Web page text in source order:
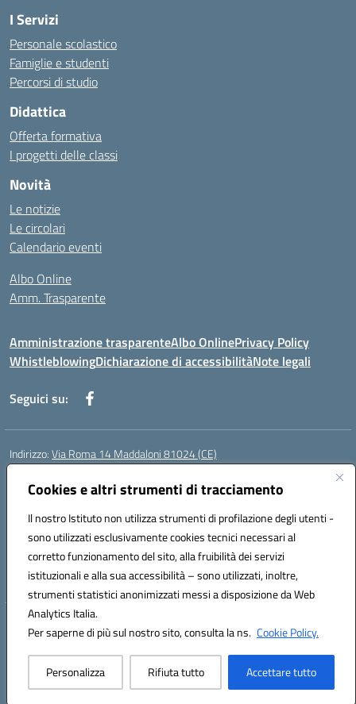
Cookies e altri strumenti di tracciamento
Il nostro Istituto non utilizza strumenti di profilazione degli utenti -
sono utilizzati esclusivamente cookies tecnici necessari al
corretto funzionamento del sito, alla fruibilità dei servizi
istituzionali e alla sua accessibilità – sono utilizzati, inoltre,
strumenti statistici anonimizzati messi a disposizione da Web
Analytics Italia.
Per saperne di più sul nostro sito, consulta la ns. Cookie Policy.
Personalizza Rifiuta tutto Accettare tutto
I Servizi
Personale scolastico
Famiglie e studenti
Percorsi di studio
Didattica
Offerta formativa
I progetti delle classi
Novità
Le notizie
Le circolari
Calendario eventi
Albo Online
Amm. Trasparente
Amministrazione trasparenteAlbo OnlinePrivacy Policy
WhistleblowingDichiarazione di accessibilitàNote legali
Seguici su:
Indirizzo:Via Roma 14 Maddaloni 81024 (CE)
Centralino:
Posta elettronica certificata (PEC):ceic8an00r@pec.istruzione.it
Codice fiscale: 80006190617
Codice meccanografico:CEIC8AN00R
Codice Indice delle Pubbliche Amministrazioni (IPA): icmvce
Codice unico di fatturazione (CUF): UFORSV
Hosting & Powered by 3D Solution S.r.l.
Concept & Design by Designers Italia